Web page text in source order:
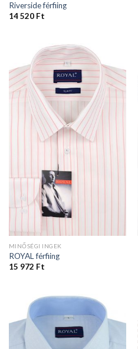
Riverside férfiing
14 520 Ft
MINŐSÉGI INGEK
ROYAL férfiing
15 972 Ft